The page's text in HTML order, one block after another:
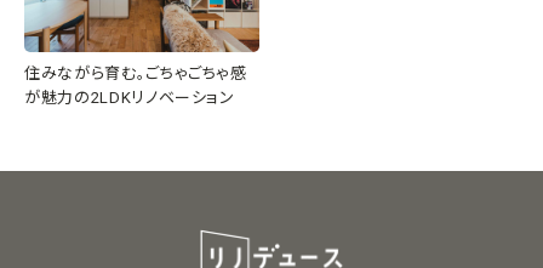
住みながら育む。ごちゃごちゃ感
が魅力の2LDKリノベーション